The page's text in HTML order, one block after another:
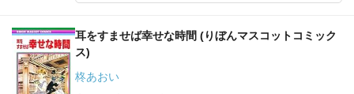
耳をすませば幸せな時間 (りぼんマスコットコミック
ス)
柊あおい